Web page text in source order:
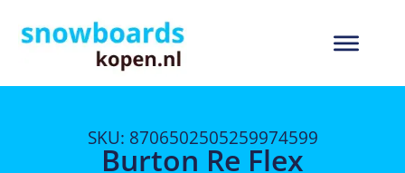
SKU: 8706502505259974599
Burton Re Flex